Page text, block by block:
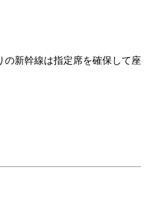
の新幹線は指定席を確保して座